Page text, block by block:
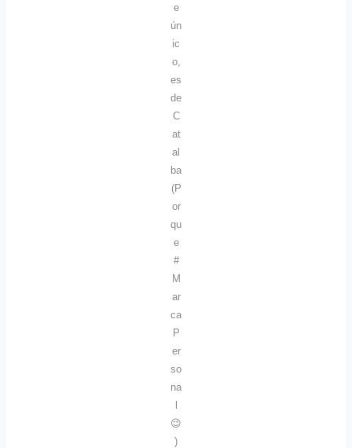
e
ún
ic
o,
es
de
C
at
al
ba
(P
or
qu
e
#
M
ar
ca
P
er
so
na
l
😉
)